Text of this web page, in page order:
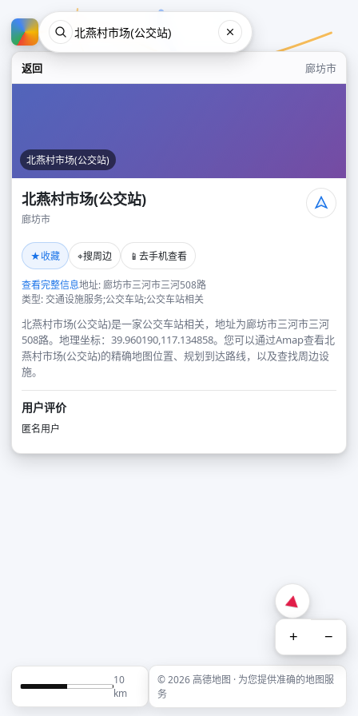
返回 廊坊市
北燕村市场(公交站)
北燕村市场(公交站)
廊坊市
★收藏 ⌖搜周边 📱 去手机查看
查看完整信息地址: 廊坊市三河市三河508路
类型: 交通设施服务;公交车站;公交车站相关
北燕村市场(公交站)是一家公交车站相关，地址为廊坊市三河市三河
508路。地理坐标：39.960190,117.134858。您可以通过Amap查看北
燕村市场(公交站)的精确地图位置、规划到达路线，以及查找周边设
施。
用户评价
匿名用户
+ −
10
km
© 2026 高德地图 · 为您提供准确的地图服
务